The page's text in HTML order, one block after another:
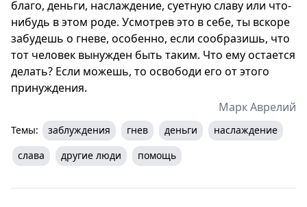
благо, деньги, наслаждение, суетную славу или что-
нибудь в этом роде. Усмотрев это в себе, ты вскоре
забудешь о гневе, особенно, если сообразишь, что
тот человек вынужден быть таким. Что ему остается
делать? Если можешь, то освободи его от этого
принуждения.
Марк Аврелий
Темы: заблуждения гнев деньги
наслаждение
слава
другие люди помощь